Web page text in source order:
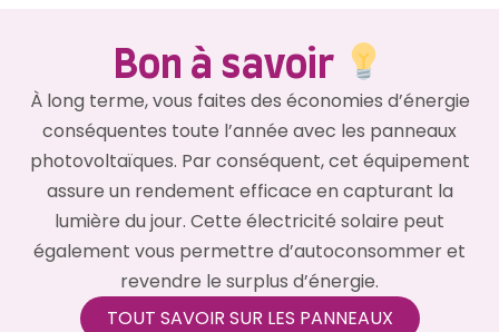
Bon à savoir
À long terme, vous faites des économies d’énergie
conséquentes toute l’année avec les panneaux
photovoltaïques. Par conséquent, cet équipement
assure un rendement efficace en capturant la
lumière du jour. Cette électricité solaire peut
également vous permettre d’autoconsommer et
revendre le surplus d’énergie.
TOUT SAVOIR SUR LES PANNEAUX